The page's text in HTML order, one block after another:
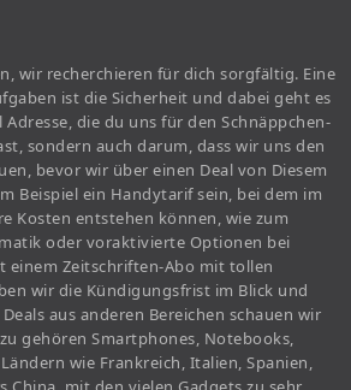
wir recherchieren für dich sorgfältig. Eine
ist die Sicherheit und dabei geht es
die du uns für den Schnäppchen-
sondern auch darum, dass wir uns den
bevor wir über einen Deal von Diesem
Beispiel ein Handytarif sein, bei dem im
Kosten entstehen können, wie zum
oder voraktivierte Optionen bei
einem Zeitschriften-Abo mit tollen
wir die Kündigungsfrist im Blick und
aus anderen Bereichen schauen wir
gehören Smartphones, Notebooks,
wie Frankreich, Italien, Spanien,